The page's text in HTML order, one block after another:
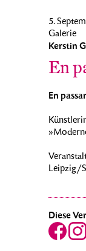
5.
Galerie
Kerstin
En
En
Leipzig/
Diese